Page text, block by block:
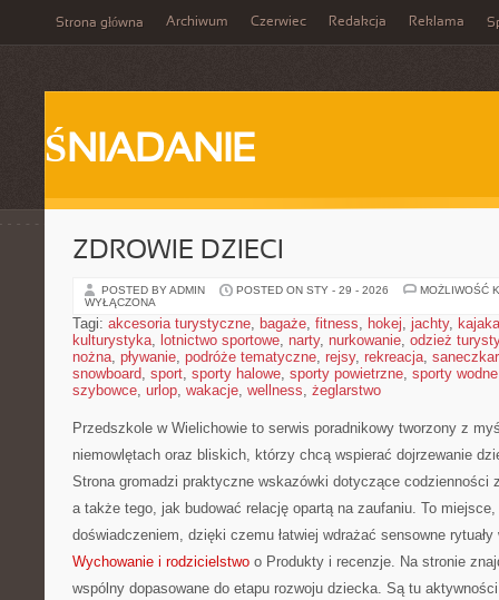
Strona główna Archiwum Czerwiec Redakcja Reklama
ŚNIADANIE
ZDROWIE DZIECI
POSTED BY ADMIN POSTED ON STY - 29 - 2026
MOŻLIWOŚĆ
WYŁĄCZONA
Tagi: akcesoria turystyczne, bagaże, fitness, hokej, jachty,
kulturystyka, lotnictwo sportowe, narty, nurkowanie, odzież
nożna, pływanie, podróże tematyczne, rejsy, rekreacja,
snowboard, sport, sporty halowe, sporty powietrzne, sporty wodne
szybowce, urlop, wakacje, wellness, żeglarstwo
Przedszkole w Wielichowie to serwis poradnikowy tworzony z
niemowlętach oraz bliskich, którzy chcą wspierać dojrzewanie
Strona gromadzi praktyczne wskazówki dotyczące codzienności
a także tego, jak budować relację opartą na zaufaniu. To
doświadczeniem, dzięki czemu łatwiej wdrażać sensowne
Wychowanie i rodzicielstwo o Produkty i recenzje. Na stronie
wspólny dopasowane do etapu rozwoju dziecka. Są tu